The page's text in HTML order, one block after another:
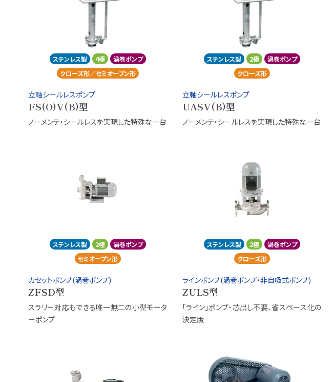
ステンレス製 4極
渦巻ポンプ
クローズ形／セミオープン形
立軸シールレスポンプ
FS(O)V(B)型
ノーメンテ・シールレスを実現した特殊な一台
ステンレス製 2極
渦巻ポンプ
クローズ形
立軸シールレスポンプ
UASV(B)型
ノーメンテ・シールレスを実現した特殊な一台
ステンレス製 2極
渦巻ポンプ
セミオープン形
カセットポンプ(渦巻ポンプ)
ZFSD型
スラリー対応もできる唯一無二の小型モータ
ーポンプ
ステンレス製 2極
渦巻ポンプ
クローズ形
ラインポンプ(渦巻ポンプ・非自吸式ポンプ)
ZULS型
「ライン」ポンプ・芯出し不要、省スペース化の
決定版